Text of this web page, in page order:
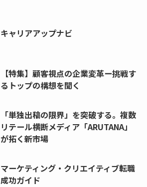
キャリアアップナビ
【特集】顧客視点の企業変革ー挑戦す
るトップの構想を聞く
「単独出稿の限界」を突破する。複数
リテール横断メディア「ARUTANA」
が拓く新市場
マーケティング・クリエイティブ転職
成功ガイド